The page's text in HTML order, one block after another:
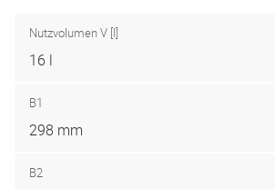
Nutzvolumen V [I]
16 l
B1
298 mm
B2